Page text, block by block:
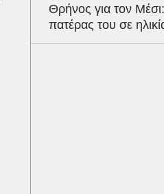
Θρήνος για τον
πατέρας του σε